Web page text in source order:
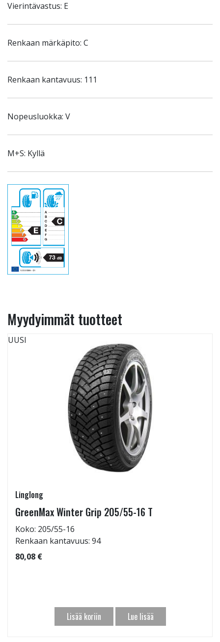
Vierintävastus: E
Renkaan märkäpito: C
Renkaan kantavuus: 111
Nopeusluokka: V
M+S: Kyllä
Myydyimmät tuotteet
UUSI
Linglong
GreenMax Winter Grip 205/55-16 T
Koko: 205/55-16
Renkaan kantavuus: 94
80,08 €
Lisää koriin Lue lisää